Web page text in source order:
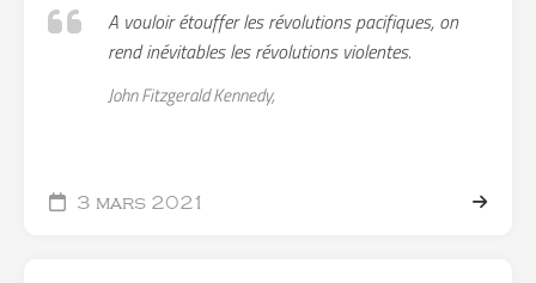
A vouloir étouffer les révolutions pacifiques, on
rend inévitables les révolutions violentes.
John Fitzgerald Kennedy,
3 mars 2021